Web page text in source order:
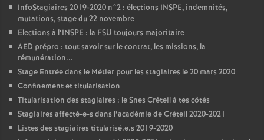
InfoStagiaires 2019-2020 n°2 : élections INSPE, indemnités,
mutations, stage du 22 novembre
Elections à l’INSPE : la FSU toujours majoritaire
AED prépro : tout savoir sur le contrat, les missions, la
rémunération...
Stage Entrée dans le Métier pour les stagiaires le 20 mars 2020
Confinement et titularisation
Titularisation des stagiaires : le Snes Créteil à tes côtés
Stagiaires affecté-e-s dans l’académie de Créteil 2020-2021
Listes des stagiaires titularisé.e.s 2019-2020